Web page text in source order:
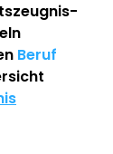
Beruf